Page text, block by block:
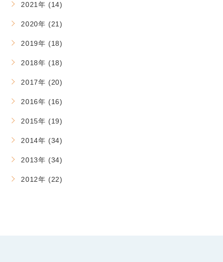
2021年 (14)
2020年 (21)
2019年 (18)
2018年 (18)
2017年 (20)
2016年 (16)
2015年 (19)
2014年 (34)
2013年 (34)
2012年 (22)